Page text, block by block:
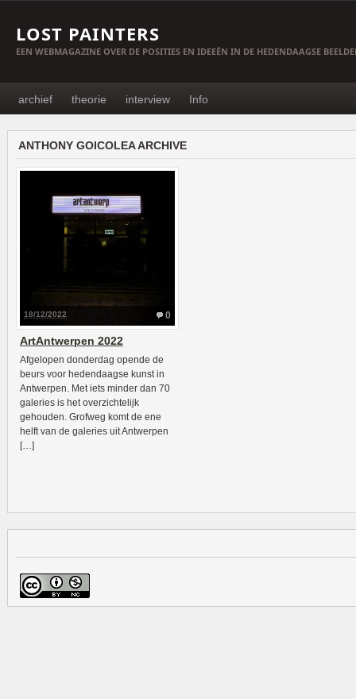
LOST PAINTERS
EEN WEBMAGAZINE OVER DE POSITIES EN IDEEËN IN DE HEDENDAAGSE
archief theorie interview Info
ANTHONY GOICOLEA ARCHIVE
0
18/12/2022
ArtAntwerpen 2022
Afgelopen donderdag opende de
beurs voor hedendaagse kunst in
Antwerpen. Met iets minder dan 70
galeries is het overzichtelijk
gehouden. Grofweg komt de ene
helft van de galeries uit Antwerpen
[…]